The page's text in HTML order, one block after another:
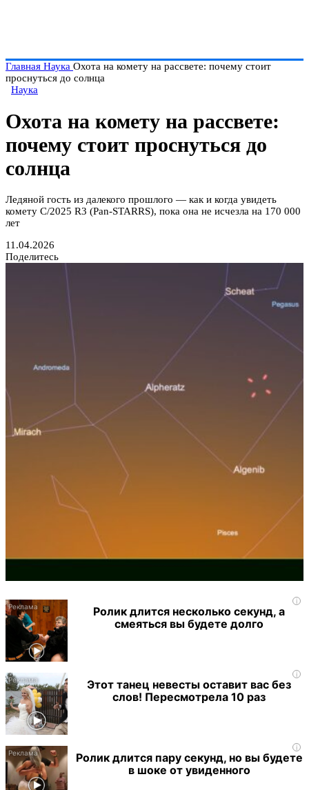
Главная Наука Охота на комету на рассвете: почему стоит
проснуться до солнца
Наука
Охота на комету на рассвете:
почему стоит проснуться до
солнца
Ледяной гость из далекого прошлого — как и когда увидеть
комету C/2025 R3 (Pan-STARRS), пока она не исчезла на 170 000
лет
11.04.2026
Поделитесь
i
Ролик длится несколько секунд, а
смеяться вы будете долго
i
Этот танец невесты оставит вас без
слов! Пересмотрела 10 раз
i
Ролик длится пару секунд, но вы будете
в шоке от увиденного